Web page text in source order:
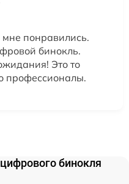
понравились.
бинокль.
Это то
профессионалы.
бинокля